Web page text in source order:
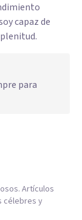
capaz de
para
Artículos
célebres y